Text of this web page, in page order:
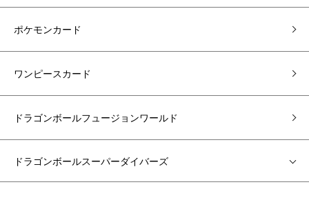
ポケモンカード
ワンピースカード
ドラゴンボールフュージョンワールド
ドラゴンボールスーパーダイバーズ